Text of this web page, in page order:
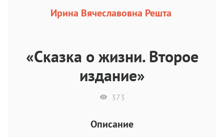
Ирина Вячеславовна Решта
«Сказка о жизни. Второе
издание»
373
Описание